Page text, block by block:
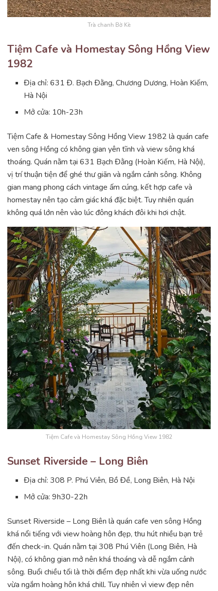
Trà chanh Bờ Kè
Tiệm Cafe và Homestay Sông Hồng View
1982
Địa chỉ: 631 Đ. Bạch Đằng, Chương Dương, Hoàn Kiếm,
Hà Nội
Mở cửa: 10h-23h
Tiệm Cafe & Homestay Sông Hồng View 1982 là quán cafe
ven sông Hồng có không gian yên tĩnh và view sông khá
thoáng. Quán nằm tại 631 Bạch Đằng (Hoàn Kiếm, Hà Nội),
vị trí thuận tiện để ghé thư giãn và ngắm cảnh sông. Không
gian mang phong cách vintage ấm cúng, kết hợp cafe và
homestay nên tạo cảm giác khá đặc biệt. Tuy nhiên quán
không quá lớn nên vào lúc đông khách đôi khi hơi chật.
Tiệm Cafe và Homestay Sông Hồng View 1982
Sunset Riverside – Long Biên
Địa chỉ: 308 P. Phú Viên, Bồ Đề, Long Biên, Hà Nội
Mở cửa: 9h30-22h
Sunset Riverside – Long Biên là quán cafe ven sông Hồng
khá nổi tiếng với view hoàng hôn đẹp, thu hút nhiều bạn trẻ
đến check-in. Quán nằm tại 308 Phú Viên (Long Biên, Hà
Nội), có không gian mở nên khá thoáng và dễ ngắm cảnh
sông. Buổi chiều tối là thời điểm đẹp nhất khi vừa uống nước
vừa ngắm hoàng hôn khá chill. Tuy nhiên vì view đẹp nên